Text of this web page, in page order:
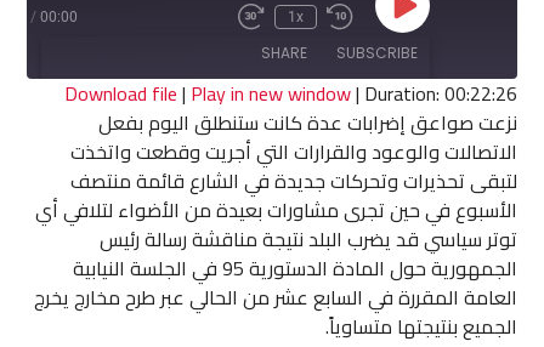
Play
Episode
Rewind
10
Seconds
1x
Fast
seconds
00:00
/
SUBSCRIBE
SHARE
RSS FEED
SHARE
LINK
EMBED
Download file| Play in new window| Duration: 00:22:26
نزعت صواعق إضرابات عدة كانت ستنطلق اليوم بفعل
الاتصالات والوعود والقرارات التي أجريت وقطعت واتخذت
لتبقى تحذيرات وتحركات جديدة في الشارع قائمة منتصف
الأسبوع في حين تجرى مشاورات بعيدة من الأضواء لتلافي أي
توتر سياسي قد يضرب البلد نتيجة مناقشة رسالة رئيس
الجمهورية حول المادة الدستورية 95 في الجلسة النيابية
العامة المقررة في السابع عشر من الحالي عبر طرح مخارج يخرج
الجميع بنتيجتها متساوياً.